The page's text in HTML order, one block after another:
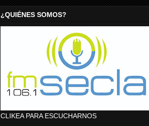
¿QUIÉNES SOMOS?
CLIKEA PARA ESCUCHARNOS